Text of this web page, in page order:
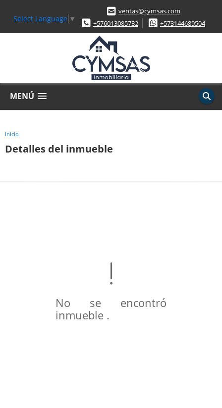
Select Language ▼
ventas@cymsas.com
+576013085732
+573144689504
MENÚ
Inicio
Detalles del inmueble
No se encontró
inmueble .